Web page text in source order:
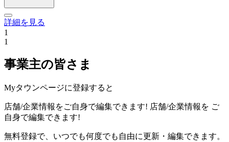
詳細を見る
1
1
事業主の皆さま
Myタウンページに登録すると
店舗/企業情報をご自身で編集できます! 店舗/企業情報を ご
自身で編集できます!
無料登録で、いつでも何度でも自由に更新・編集できます。